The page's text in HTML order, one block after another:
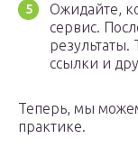
Ожидайте,
сервис.
результаты.
ссылки и
Теперь, мы
практике.